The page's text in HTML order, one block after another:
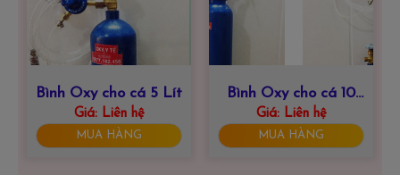
Bình Oxy cho cá 5 Lít
Giá:Liên hệ
MUA HÀNG
Bình Oxy cho cá 10
Lít
Giá:Liên hệ
MUA HÀNG